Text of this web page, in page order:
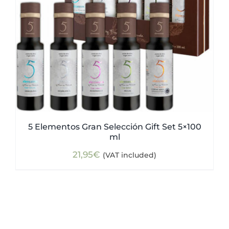
5 Elementos Gran Selección Gift Set 5×100
ml
21,95€ (VAT included)